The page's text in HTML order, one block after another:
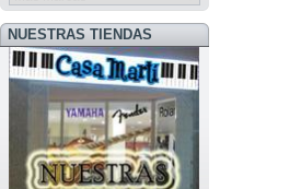
NUESTRAS TIENDAS